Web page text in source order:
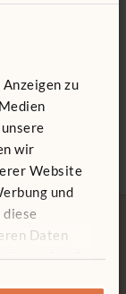
zu
wir
Website
und
Daten
oder die